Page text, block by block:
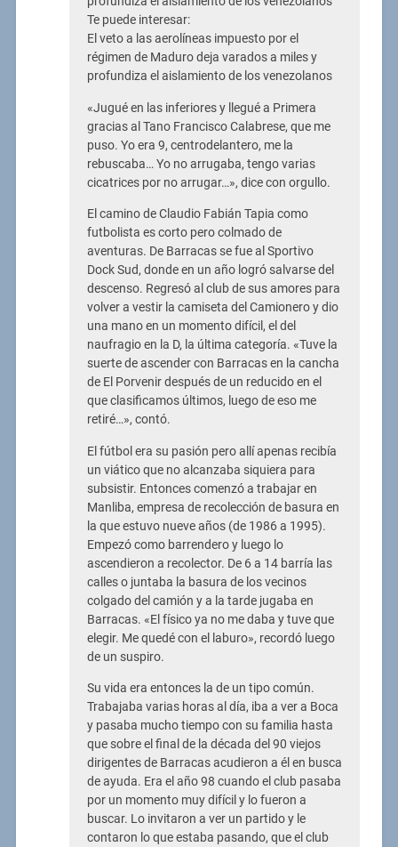
Te puede interesar:
El veto a las aerolíneas impuesto por el
régimen de Maduro deja varados a miles y
profundiza el aislamiento de los venezolanos
«Jugué en las inferiores y llegué a Primera
gracias al Tano Francisco Calabrese, que me
puso. Yo era 9, centrodelantero, me la
rebuscaba… Yo no arrugaba, tengo varias
cicatrices por no arrugar…», dice con orgullo.
El camino de Claudio Fabián Tapia como
futbolista es corto pero colmado de
aventuras. De Barracas se fue al Sportivo
Dock Sud, donde en un año logró salvarse del
descenso. Regresó al club de sus amores para
volver a vestir la camiseta del Camionero y dio
una mano en un momento difícil, el del
naufragio en la D, la última categoría. «Tuve la
suerte de ascender con Barracas en la cancha
de El Porvenir después de un reducido en el
que clasificamos últimos, luego de eso me
retiré…», contó.
El fútbol era su pasión pero allí apenas recibía
un viático que no alcanzaba siquiera para
subsistir. Entonces comenzó a trabajar en
Manliba, empresa de recolección de basura en
la que estuvo nueve años (de 1986 a 1995).
Empezó como barrendero y luego lo
ascendieron a recolector. De 6 a 14 barría las
calles o juntaba la basura de los vecinos
colgado del camión y a la tarde jugaba en
Barracas. «El físico ya no me daba y tuve que
elegir. Me quedé con el laburo», recordó luego
de un suspiro.
Su vida era entonces la de un tipo común.
Trabajaba varias horas al día, iba a ver a Boca
y pasaba mucho tiempo con su familia hasta
que sobre el final de la década del 90 viejos
dirigentes de Barracas acudieron a él en busca
de ayuda. Era el año 98 cuando el club pasaba
por un momento muy difícil y lo fueron a
buscar. Lo invitaron a ver un partido y le
contaron lo que estaba pasando, que el club